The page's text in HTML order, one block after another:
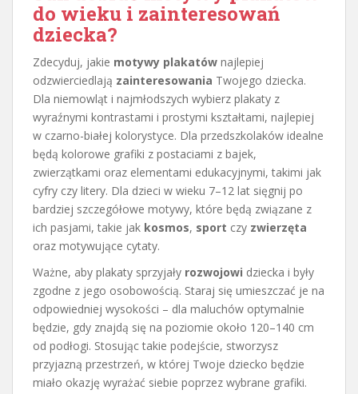
do wieku i zainteresowań
dziecka?
Zdecyduj, jakie motywy plakatów najlepiej
odzwierciedlają zainteresowania Twojego dziecka.
Dla niemowląt i najmłodszych wybierz plakaty z
wyraźnymi kontrastami i prostymi kształtami, najlepiej
w czarno-białej kolorystyce. Dla przedszkolaków idealne
będą kolorowe grafiki z postaciami z bajek,
zwierzątkami oraz elementami edukacyjnymi, takimi jak
cyfry czy litery. Dla dzieci w wieku 7–12 lat sięgnij po
bardziej szczegółowe motywy, które będą związane z
ich pasjami, takie jak kosmos, sport czy zwierzęta
oraz motywujące cytaty.
Ważne, aby plakaty sprzyjały rozwojowi dziecka i były
zgodne z jego osobowością. Staraj się umieszczać je na
odpowiedniej wysokości – dla maluchów optymalnie
będzie, gdy znajdą się na poziomie około 120–140 cm
od podłogi. Stosując takie podejście, stworzysz
przyjazną przestrzeń, w której Twoje dziecko będzie
miało okazję wyrażać siebie poprzez wybrane grafiki.